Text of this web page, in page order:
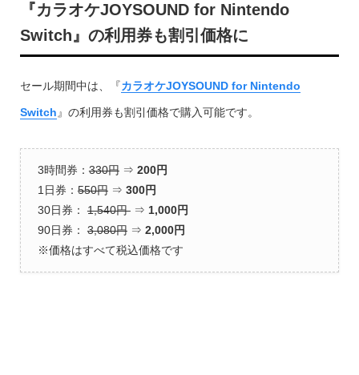
『カラオケJOYSOUND for Nintendo
Switch』の利用券も割引価格に
セール期間中は、『カラオケJOYSOUND for Nintendo
Switch 』の利用券も割引価格で購入可能です。
3時間券： 330円⇒ 200円
1日券： 550円⇒ 300円
30日券： 1,540円⇒ 1,000円
90日券： 3,080円⇒ 2,000円
※価格はすべて税込価格です